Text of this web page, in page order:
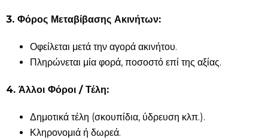
3. Φόρος Μεταβίβασης Ακινήτων:
Οφείλεται μετά την αγορά ακινήτου.
Πληρώνεται μία φορά, ποσοστό επί της αξίας.
4. Άλλοι Φόροι / Τέλη:
Δημοτικά τέλη (σκουπίδια, ύδρευση κλπ.).
Κληρονομιά ή δωρεά.